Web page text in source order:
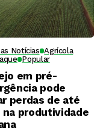
Notícias Agrícola
Popular
em pré-
pode
perdas de até
na produtividade